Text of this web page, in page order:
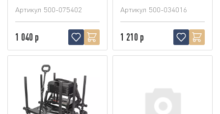
Артикул 500-075402
1 040 р
Артикул 500-034016
1 210 р